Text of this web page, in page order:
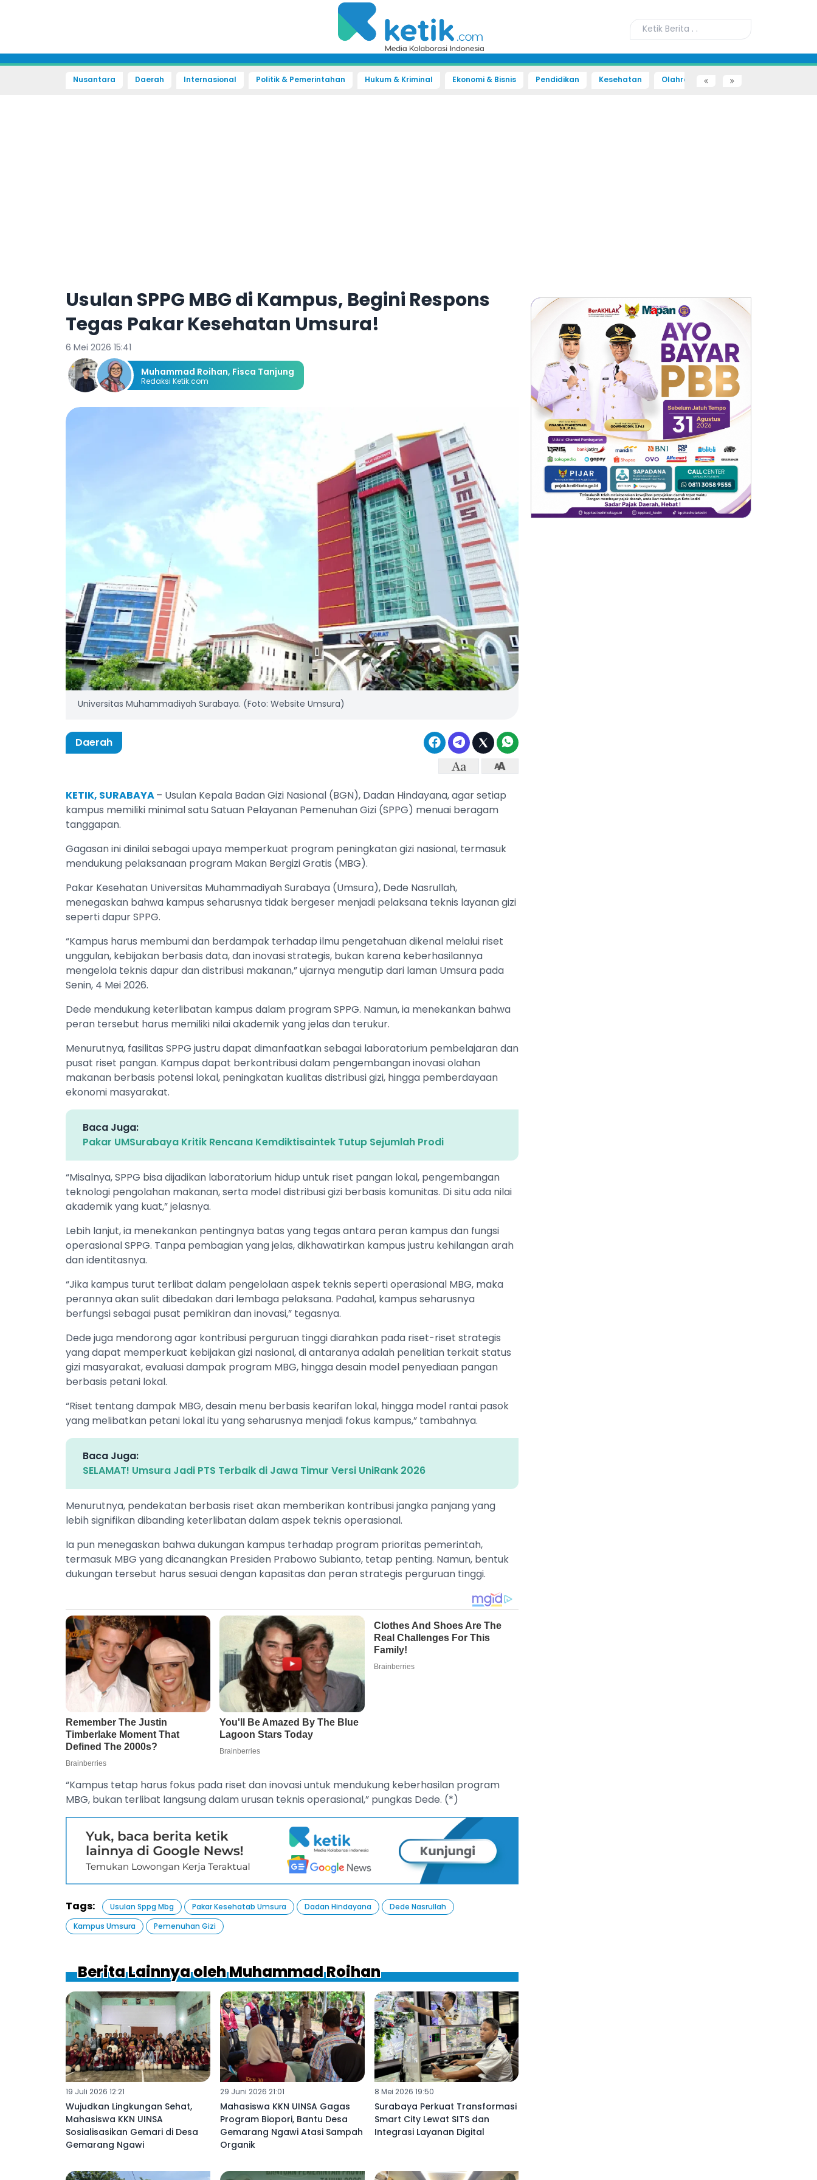
Nusantara Daerah Internasional Politik & Pemerintahan Hukum & Kriminal Ekonomi & Bisnis Pendidikan Kesehatan Olahraga Sains dan Teknologi
Usulan SPPG MBG di Kampus, Begini Respons
Tegas Pakar Kesehatan Umsura!
6 Mei 2026 15:41
Muhammad Roihan, Fisca Tanjung
Redaksi Ketik.com
Universitas Muhammadiyah Surabaya. (Foto: Website Umsura)
Daerah
KETIK, SURABAYA– Usulan Kepala Badan Gizi Nasional (BGN), Dadan Hindayana, agar setiap
kampus memiliki minimal satu Satuan Pelayanan Pemenuhan Gizi (SPPG) menuai beragam
tanggapan.
Gagasan ini dinilai sebagai upaya memperkuat program peningkatan gizi nasional, termasuk
mendukung pelaksanaan program Makan Bergizi Gratis (MBG).
Pakar Kesehatan Universitas Muhammadiyah Surabaya (Umsura), Dede Nasrullah,
menegaskan bahwa kampus seharusnya tidak bergeser menjadi pelaksana teknis layanan gizi
seperti dapur SPPG.
“Kampus harus membumi dan berdampak terhadap ilmu pengetahuan dikenal melalui riset
unggulan, kebijakan berbasis data, dan inovasi strategis, bukan karena keberhasilannya
mengelola teknis dapur dan distribusi makanan,” ujarnya mengutip dari laman Umsura pada
Senin, 4 Mei 2026.
Dede mendukung keterlibatan kampus dalam program SPPG. Namun, ia menekankan bahwa
peran tersebut harus memiliki nilai akademik yang jelas dan terukur.
Menurutnya, fasilitas SPPG justru dapat dimanfaatkan sebagai laboratorium pembelajaran dan
pusat riset pangan. Kampus dapat berkontribusi dalam pengembangan inovasi olahan
makanan berbasis potensi lokal, peningkatan kualitas distribusi gizi, hingga pemberdayaan
ekonomi masyarakat.
Baca Juga:
Pakar UMSurabaya Kritik Rencana Kemdiktisaintek Tutup Sejumlah Prodi
“Misalnya, SPPG bisa dijadikan laboratorium hidup untuk riset pangan lokal, pengembangan
teknologi pengolahan makanan, serta model distribusi gizi berbasis komunitas. Di situ ada nilai
akademik yang kuat,” jelasnya.
Lebih lanjut, ia menekankan pentingnya batas yang tegas antara peran kampus dan fungsi
operasional SPPG. Tanpa pembagian yang jelas, dikhawatirkan kampus justru kehilangan arah
dan identitasnya.
“Jika kampus turut terlibat dalam pengelolaan aspek teknis seperti operasional MBG, maka
perannya akan sulit dibedakan dari lembaga pelaksana. Padahal, kampus seharusnya
berfungsi sebagai pusat pemikiran dan inovasi,” tegasnya.
Dede juga mendorong agar kontribusi perguruan tinggi diarahkan pada riset-riset strategis
yang dapat memperkuat kebijakan gizi nasional, di antaranya adalah penelitian terkait status
gizi masyarakat, evaluasi dampak program MBG, hingga desain model penyediaan pangan
berbasis petani lokal.
“Riset tentang dampak MBG, desain menu berbasis kearifan lokal, hingga model rantai pasok
yang melibatkan petani lokal itu yang seharusnya menjadi fokus kampus,” tambahnya.
Baca Juga:
SELAMAT! Umsura Jadi PTS Terbaik di Jawa Timur Versi UniRank 2026
Menurutnya, pendekatan berbasis riset akan memberikan kontribusi jangka panjang yang
lebih signifikan dibanding keterlibatan dalam aspek teknis operasional.
Ia pun menegaskan bahwa dukungan kampus terhadap program prioritas pemerintah,
termasuk MBG yang dicanangkan Presiden Prabowo Subianto, tetap penting. Namun, bentuk
dukungan tersebut harus sesuai dengan kapasitas dan peran strategis perguruan tinggi.
“Kampus tetap harus fokus pada riset dan inovasi untuk mendukung keberhasilan program
MBG, bukan terlibat langsung dalam urusan teknis operasional,” pungkas Dede. (*)
Tags: Usulan Sppg Mbg Pakar Kesehatab Umsura Dadan Hindayana
Dede Nasrullah
Kampus Umsura
Pemenuhan Gizi
Berita Lainnya oleh Muhammad Roihan
19 Juli 2026 12:21
Wujudkan Lingkungan Sehat,
Mahasiswa KKN UINSA
Sosialisasikan Gemari di Desa
Gemarang Ngawi
29 Juni 2026 21:01
Mahasiswa KKN UINSA Gagas
Program Biopori, Bantu Desa
Gemarang Ngawi Atasi Sampah
Organik
8 Mei 2026 19:50
Surabaya Perkuat Transformasi
Smart City Lewat SITS dan
Integrasi Layanan Digital